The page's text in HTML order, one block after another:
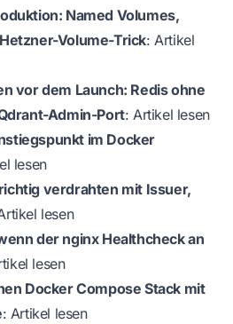
Named Volumes,
Volume-Trick: Artikel
vor dem Launch: Redis ohne
Admin-Port: Artikel lesen
im Docker
lesen
verdrahten mit Issuer,
lesen
der nginx Healthcheck an
lesen
Docker Compose Stack mit
: Artikel lesen